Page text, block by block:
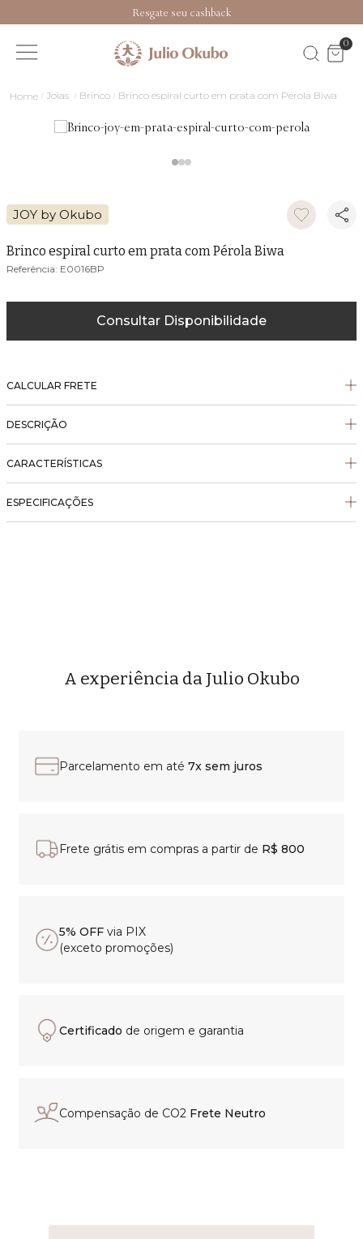
Resgate seu cashback
0
Joias Brinco Brinco espiral curto em prata com Pérola Biwa
JOY by Okubo
Brinco espiral curto em prata com Pérola Biwa
E0016BP
Consultar Disponibilidade
CALCULAR FRETE
DESCRIÇÃO
CARACTERÍSTICAS
ESPECIFICAÇÕES
A experiência da Julio Okubo
Parcelamento em até 7x sem juros
Frete grátis em compras a partir de R$ 800
5% OFF via PIX
(exceto promoções)
Certificado de origem e garantia
Compensação de CO2 Frete Neutro